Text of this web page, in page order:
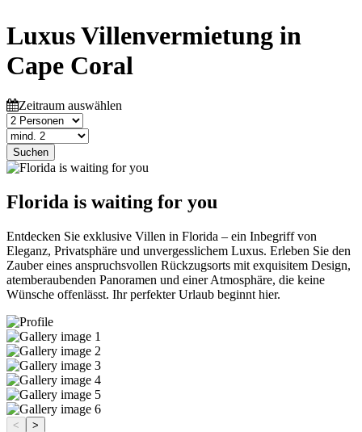
Luxus Villenvermietung in
Cape Coral
Zeitraum auswählen
Suchen
Florida is waiting for you
Entdecken Sie exklusive Villen in Florida – ein Inbegriff von
Eleganz, Privatsphäre und unvergesslichem Luxus. Erleben Sie den
Zauber eines anspruchsvollen Rückzugsorts mit exquisitem Design,
atemberaubenden Panoramen und einer Atmosphäre, die keine
Wünsche offenlässt. Ihr perfekter Urlaub beginnt hier.
< >